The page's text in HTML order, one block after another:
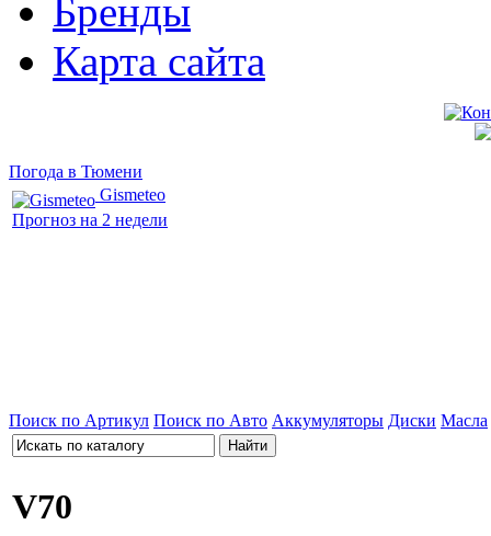
Бренды
Карта сайта
Погода в Тюмени
Gismeteo
Прогноз на 2 недели
Поиск по Артикул Поиск по Авто Аккумуляторы Диски Масла
V70